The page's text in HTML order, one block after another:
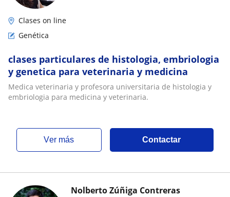
Clases on line
Genética
clases particulares de histologia, embriologia
y genetica para veterinaria y medicina
Medica veterinaria y profesora universitaria de histologia y
embriologia para medicina y veterinaria.
ver más Contactar
Nolberto Zúñiga Contreras